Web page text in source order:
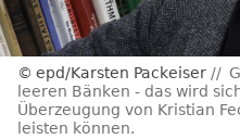
epd/Karsten Packeiser
leeren Bänken - das wird
Überzeugung von Kristian
leisten können.